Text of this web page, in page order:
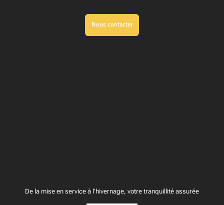
Nous contacter
De la mise en service à l’hivernage, votre tranquillité assurée